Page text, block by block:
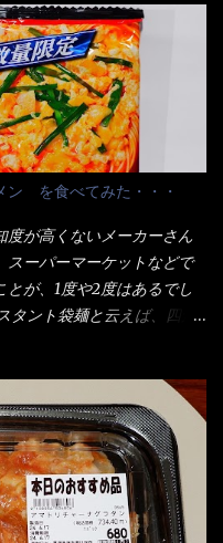
で、メガドンキでゲットし
・・色々と各方面へ忖度し
。 早速1袋を大釜で茹で～
当家には、高齢者がいる
饂飩は、お店の饂飩に比べ
庭饂飩的な太さですね。 さ
かったので、玉葱を刻んで
やし釜あげうどん～です。
盛り付け、お椀に昆布出
ツル～と頂きました。 良い
！ カウンターに置かれた＜
う！ 何かキャベツが山じ
準なのです。 普通のとん
どあるか？ 値段的には、
350円程と値段的には、そ
ない人気店である。 そん
頂ける＜映え＞るメニュー
1,000円税込だった
・ これが出てくると、カ
は、キャベツ少なめでお願
ほどあります。 そこに
っています。 カレーは辛
れも揚げたての熱々です。
無い！と云っても過言で
ューム満点で＜薄カツ＞と
ねて出てくるだ！ 1枚が薄
・
を食べてみた・・・
度が高くないメーカーさん
スーパーマーケットなどで
が、1度や2度はあるでし
タント袋麺と云えば、四角
思わず手に取って買い物篭
麺風ラーメン オーッといき
インスタントラーメンの
・ん・辛麺！ 宮崎辛麺は
辛口のラーメンじゃ
んてね。 よし今日のサラ